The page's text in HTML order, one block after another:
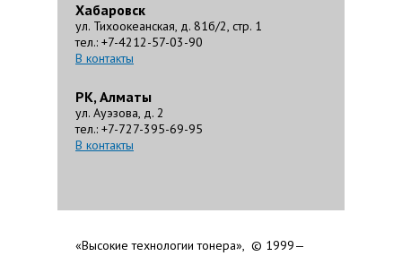
Хабаровск
ул. Тихоокеанская, д. 81б/2, стр. 1
тел.: +7-4212-57-03-90
В контакты
РК, Алматы
ул. Ауэзова, д. 2
тел.: +7-727-395-69-95
В контакты
«Высокие технологии тонера», © 1999—